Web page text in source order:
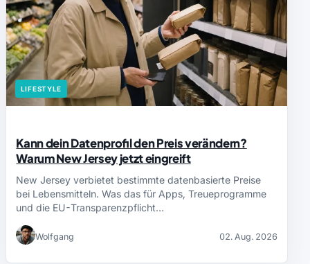
LIFESTYLE
Kann dein Datenprofil den Preis verändern?
Warum New Jersey jetzt eingreift
New Jersey verbietet bestimmte datenbasierte Preise
bei Lebensmitteln. Was das für Apps, Treueprogramme
und die EU-Transparenzpflicht…
Wolfgang 02. Aug. 2026